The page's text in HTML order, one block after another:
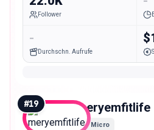
Follower
-
Durchschn. Aufrufe
#19 meryemfitlife
Micro